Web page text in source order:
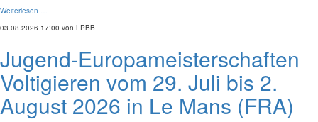
Weiterlesen …
03.08.2026 17:00 von LPBB
Jugend-Europameisterschaften
Voltigieren vom 29. Juli bis 2.
August 2026 in Le Mans (FRA)